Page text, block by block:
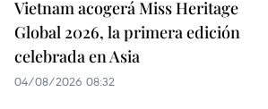
Vietnam acogerá Miss Heritage
Global 2026, la primera edición
celebrada en Asia
04/08/2026 08:32